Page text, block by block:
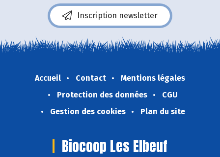
Inscription newsletter
Accueil Contact
Mentions légales
Protection des données
CGU
Gestion des cookies
Plan du site
Biocoop Les Elbeuf